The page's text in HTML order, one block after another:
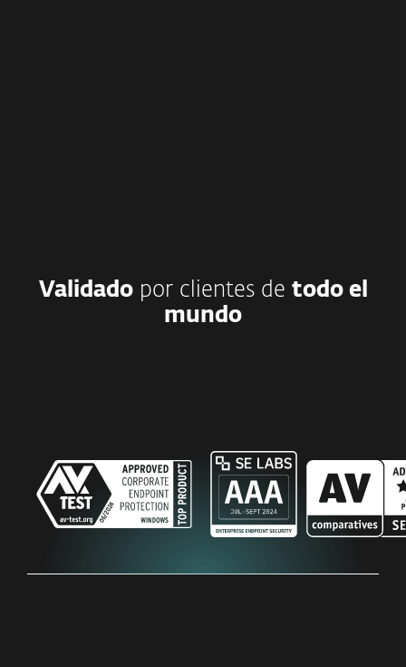
Validadopor clientes de todo el
mundo